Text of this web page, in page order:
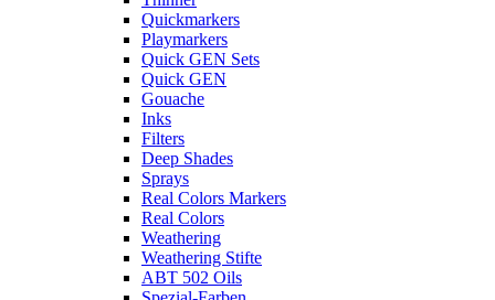
Quickmarkers
Playmarkers
Quick GEN Sets
Quick GEN
Gouache
Inks
Filters
Deep Shades
Sprays
Real Colors Markers
Real Colors
Weathering
Weathering Stifte
ABT 502 Oils